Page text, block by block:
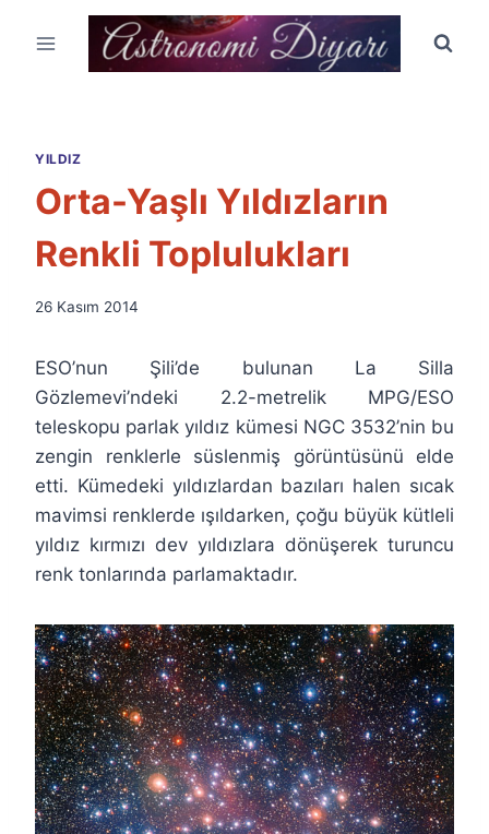
YILDIZ
Orta-Yaşlı Yıldızların
Renkli Toplulukları
By
Özyar
26 Kasım 2014
ESO’nun Şili’de bulunan La Silla
Gözlemevi’ndeki 2.2-metrelik MPG/ESO
teleskopu parlak yıldız kümesi NGC 3532’nin bu
zengin renklerle süslenmiş görüntüsünü elde
etti. Kümedeki yıldızlardan bazıları halen sıcak
mavimsi renklerde ışıldarken, çoğu büyük kütleli
yıldız kırmızı dev yıldızlara dönüşerek turuncu
renk tonlarında parlamaktadır.